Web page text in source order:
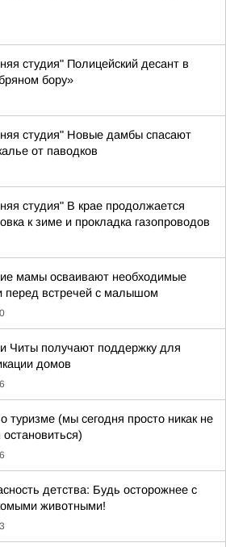
студия" Полицейский десант в
бору»
студия" Новые дамбы спасают
от паводков
студия" В крае продолжается
к зиме и прокладка газопроводов
мамы осваивают необходимые
перед встречей с малышом
Читы получают поддержку для
домов
туризме (мы сегодня просто никак не
детства: Будь осторожнее с
животными!